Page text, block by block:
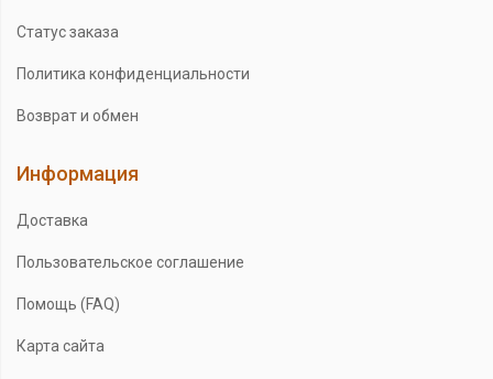
Статус заказа
Политика конфиденциальности
Возврат и обмен
Информация
Доставка
Пользовательское соглашение
Помощь (FAQ)
Карта сайта